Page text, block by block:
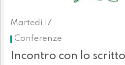
Martedì 17
Conferenze
Incontro con lo